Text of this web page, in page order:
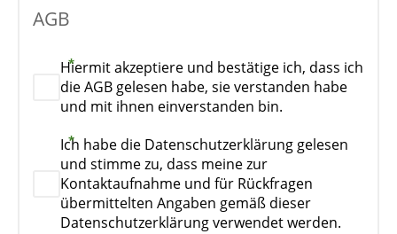
AGB
Hiermit akzeptiere und bestätige ich, dass ich
die AGB gelesen habe, sie verstanden habe
und mit ihnen einverstanden bin.
Ich habe die Datenschutzerklärung gelesen
und stimme zu, dass meine zur
Kontaktaufnahme und für Rückfragen
übermittelten Angaben gemäß dieser
Datenschutzerklärung verwendet werden.